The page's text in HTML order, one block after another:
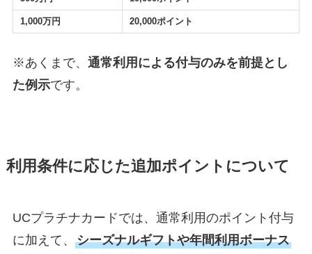
1,000万円 20,000ポイント
※あくまで、 通常利用による付与のみを前提とし
た例示です。
利用条件に応じた追加ポイントについて
UCプラチナカードでは、通常利用のポイント付与
に加えて、 シーズナルギフトや年間利用ボーナス